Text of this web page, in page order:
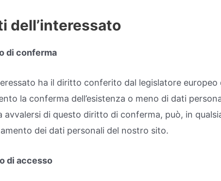
dell’interessato
di conferma
ha il diritto conferito dal legislatore europeo
la conferma dell’esistenza o meno di dati
avvalersi di questo diritto di conferma, può, in
dei dati personali del nostro sito.
di accesso